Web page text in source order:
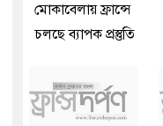
মোকাবেলায় ফ্রান্সে
চলছে ব্যাপক প্রস্তুতি